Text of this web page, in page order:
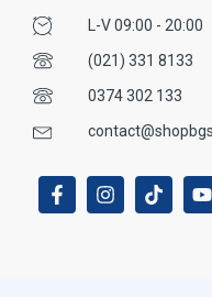
L-V 09:00 - 20:00
(021) 331 8133
0374 302 133